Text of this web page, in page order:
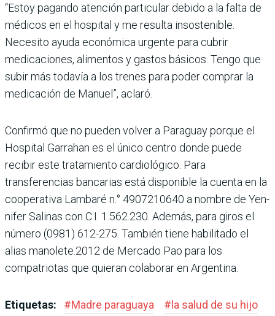
“Estoy pagando atención parti­cular debido a la falta de
médi­cos en el hospital y me resulta insostenible.
Necesito ayuda económica urgente para cubrir
medicaciones, alimentos y gas­tos básicos. Tengo que
subir más todavía a los trenes para poder comprar la
medicación de Manuel”, aclaró.
Confirmó que no pueden vol­ver a Paraguay porque el
Hos­pital Garrahan es el único centro donde puede
recibir este tratamiento cardiológico. Para
transferencias banca­rias está disponible la cuenta en la
cooperativa Lambaré n.° 4907210640 a nombre de Yen­
nifer Salinas con C.I. 1.562.230. Además, para giros el
número (0981) 612-275. También tiene habilitado el
alias mano­lete.2012 de Mercado Pao para los
compatriotas que quieran colaborar en Argentina.
Etiquetas: #Madre paraguaya #la salud de su hijo